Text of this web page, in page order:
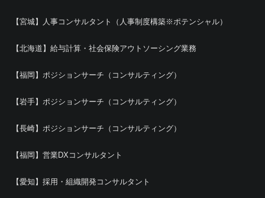
【宮城】人事コンサルタント（人事制度構築※ポテンシャル）
【北海道】給与計算・社会保険アウトソーシング業務
【福岡】ポジションサーチ（コンサルティング）
【岩手】ポジションサーチ（コンサルティング）
【長崎】ポジションサーチ（コンサルティング）
【福岡】営業DXコンサルタント
【愛知】採用・組織開発コンサルタント